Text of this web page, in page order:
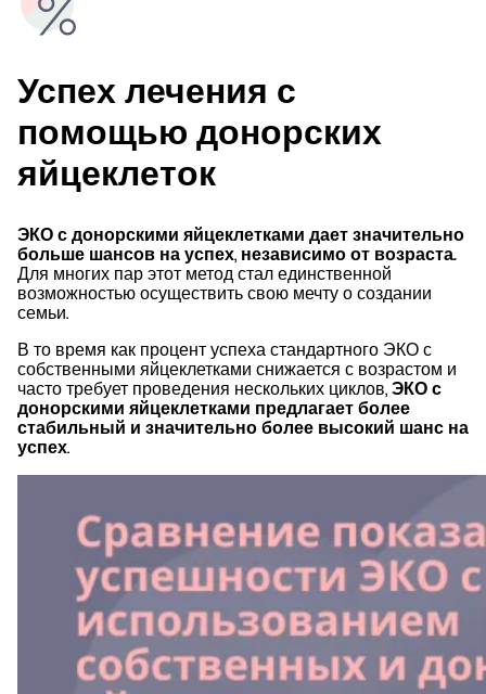
Успех лечения с
помощью донорских
яйцеклеток
ЭКО с донорскими яйцеклетками дает значительно
больше шансов на успех, независимо от возраста.
Для многих пар этот метод стал единственной
возможностью осуществить свою мечту о создании
семьи.
В то время как процент успеха стандартного ЭКО с
собственными яйцеклетками снижается с возрастом и
часто требует проведения нескольких циклов, ЭКО с
донорскими яйцеклетками предлагает более
стабильный и значительно более высокий шанс на
успех.